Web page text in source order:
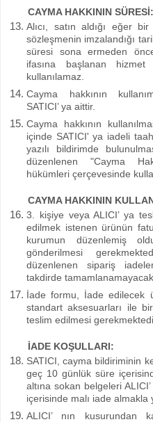
CAYMA HAKKININ SÜRESİ:
Alıcı, satın aldığı eğer
sözleşmenin imzalandığı
süresi sona ermeden
ifasına başlanan hizmet
kullanılamaz.
Cayma hakkının
SATICI’ ya aittir.
Cayma hakkının
içinde SATICI' ya iadeli
yazılı bildirimde
düzenlenen "Cayma
hükümleri çerçevesinde
CAYMA HAKKININ
3. kişiye veya ALICI’ ya
edilmek istenen ürünün
kurumun düzenlemiş
gönderilmesi
düzenlenen sipariş
takdirde
İade formu, İade edilecek
standart aksesuarları ile
teslim edilmesi
İADE KOŞULLARI:
SATICI, cayma bildiriminin
geç 10 günlük süre
altına sokan belgeleri
içerisinde malı iade almakla
ALICI’ nın kusurundan